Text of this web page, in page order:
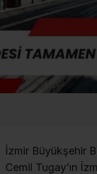
İzmir Büyükşehir
Cemil Tugay’ın